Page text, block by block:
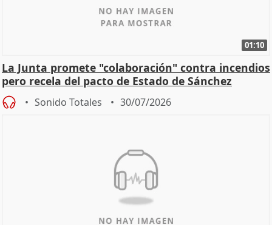
01:10
La Junta promete "colaboración" contra incendios
pero recela del pacto de Estado de Sánchez
Sonido Totales 30/07/2026